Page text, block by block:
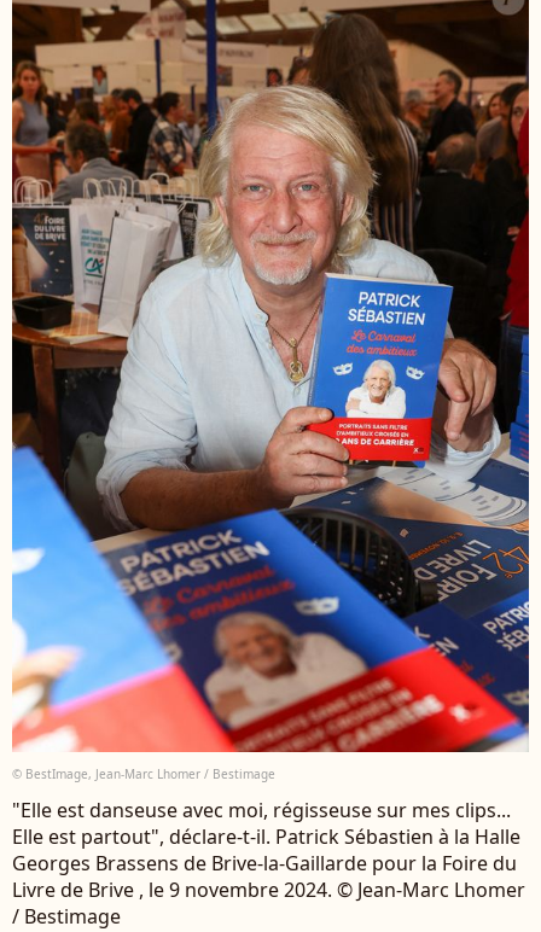
© BestImage, Jean-Marc Lhomer / Bestimage
"Elle est danseuse avec moi, régisseuse sur mes clips...
Elle est partout", déclare-t-il. Patrick Sébastien à la Halle
Georges Brassens de Brive-la-Gaillarde pour la Foire du
Livre de Brive , le 9 novembre 2024. © Jean-Marc Lhomer
/ Bestimage